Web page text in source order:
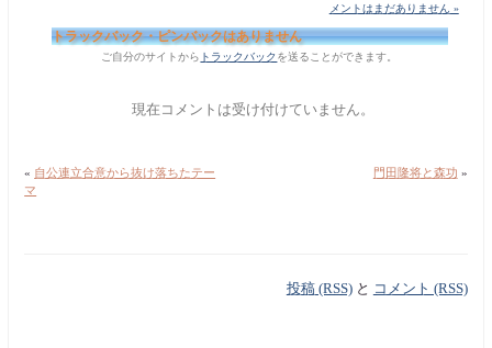
メントはまだありません »
トラックバック・ピンバックはありません
ご自分のサイトから トラックバック を送ることができます。
現在コメントは受け付けていません。
« 自公連立合意から抜け落ちたテー
マ
門田隆将と森功 »
投稿 (RSS)と コメント (RSS)